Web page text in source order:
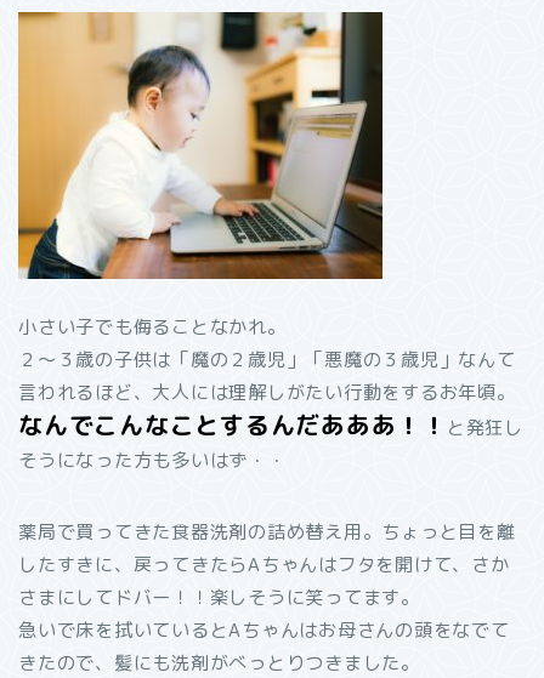
小さい子でも侮ることなかれ。
２～３歳の子供は「魔の２歳児」「悪魔の３歳児」なんて
言われるほど、大人には理解しがたい行動をするお年頃。
なんでこんなことするんだあああ！！ と発狂し
そうになった方も多いはず・・
薬局で買ってきた食器洗剤の詰め替え用。ちょっと目を離
したすきに、戻ってきたらAちゃんはフタを開けて、さか
さまにしてドバー！！楽しそうに笑ってます。
急いで床を拭いているとAちゃんはお母さんの頭をなでて
きたので、髪にも洗剤がべっとりつきました。